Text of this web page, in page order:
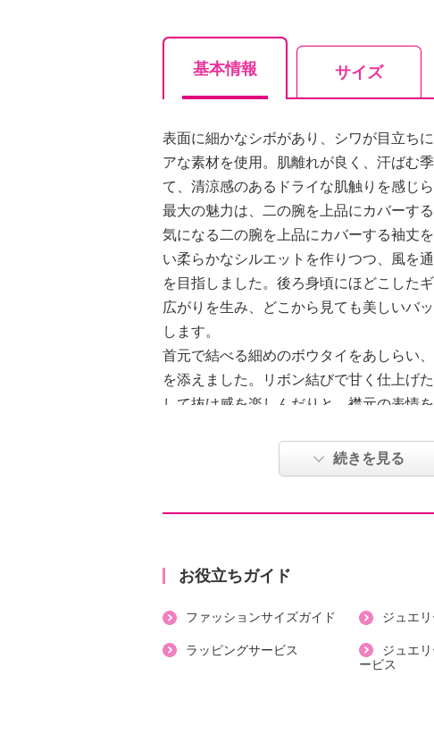
基本情報 サイズ
表面に細かなシボがあり、シワが目立ち
アな素材を使用。肌離れが良く、汗ばむ
て、清涼感のあるドライな肌触りを感じら
最大の魅力は、二の腕を上品にカバーする
気になる二の腕を上品にカバーする袖丈
い柔らかなシルエットを作りつつ、風を
を目指しました。後ろ身頃にほどこした
広がりを生み、どこから見ても美しいバ
します。
首元で結べる細めのボウタイをあしらい
を添えました。リボン結びで甘く仕上げ
して抜け感を楽しんだりと、襟元の表情
・裾スリット：なし
【素材】
・レーヨン８３％、ナイロン１７％
【メンテナンス（絵表示ラベル）】
続きを見る
お役立ちガイド
ファッションサイズガイド ジュエ
ラッピングサービス
ジュエ
ービス